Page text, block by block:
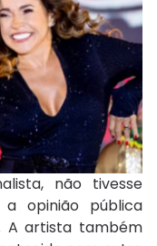
não tivesse
opinião pública
A artista também